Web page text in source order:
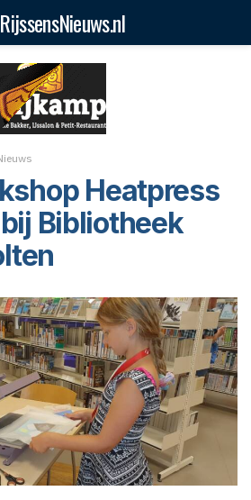
RijssensNieuws.nl
Heatpress
Bibliotheek